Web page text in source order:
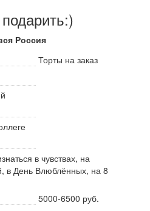
Россия
Торты на заказ
в чувствах, на
в День Влюблённых, на 8
5000-6500 руб.